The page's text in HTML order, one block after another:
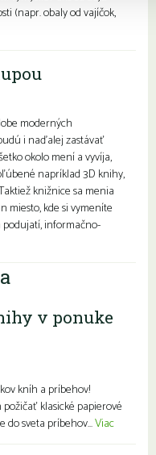
(napr. obaly od vajíčok,
moderných
i naďalej zastávať
okolo mení a vyvíja,
napríklad 3D knihy,
knižnice sa menia
miesto, kde si vymeníte
informačno-
v ponuke
kníh a príbehov!
klasické papierové
do sveta príbehov...Viac